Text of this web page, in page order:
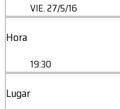
VIE. 27/5/16
Hora
19:30
Lugar